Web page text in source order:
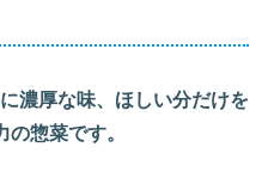
濃厚な味、ほしい分だけを
惣菜です。